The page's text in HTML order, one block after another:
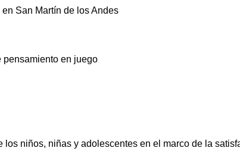
San Martín de los Andes
pensamiento en juego
niños, niñas y adolescentes en el marco de la